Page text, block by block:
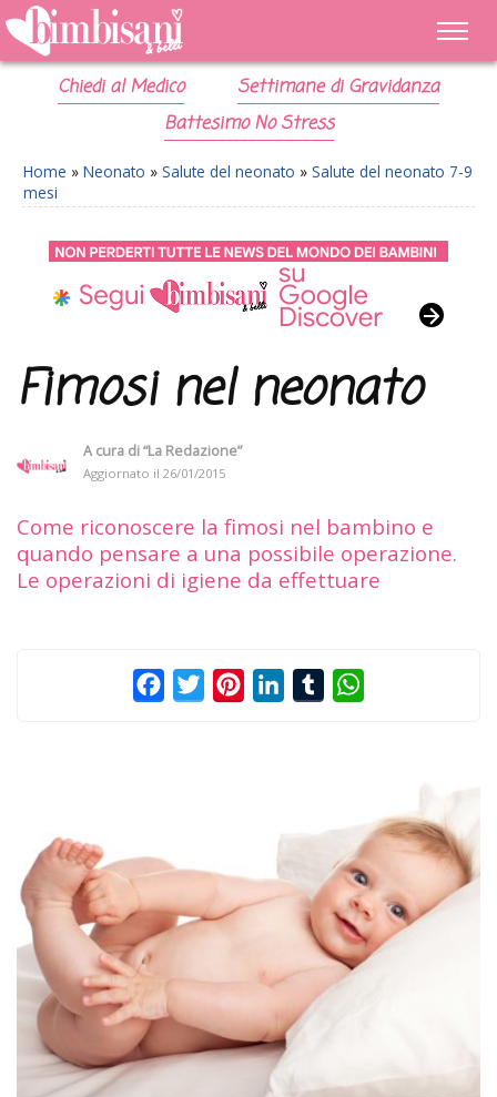
Chiedi al Medico
Settimane di Gravidanza
Battesimo No Stress
Home » Neonato » Salute del neonato » Salute del neonato 7-9
mesi
Fimosi nel neonato
A cura di“La Redazione”
Aggiornato il 26/01/2015
Come riconoscere la fimosi nel bambino e
quando pensare a una possibile operazione.
Le operazioni di igiene da effettuare
FacebookTwitterPinterestLinkedInTumblr